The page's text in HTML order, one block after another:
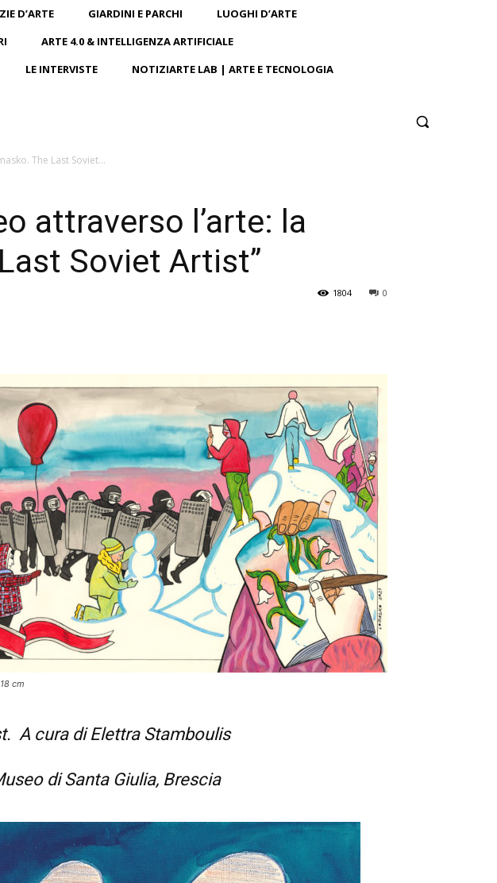
D’ARTE GIARDINI E PARCHI
LUOGHI D’ARTE
ARTE 4.0 & INTELLIGENZA ARTIFICIALE
LE INTERVISTE NOTIZIARTE LAB | ARTE E TECNOLOGIA
The Last Soviet...
attraverso l’arte: la
Soviet Artist”
0
1804
cm
A cura di Elettra Stamboulis
di Santa Giulia, Brescia